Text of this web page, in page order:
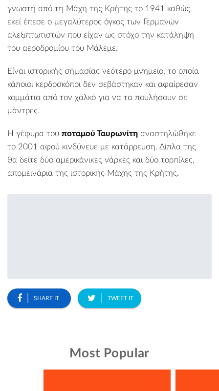
γνωστή από τη Μάχη της Κρήτης το 1941 καθώς
εκεί έπεσε ο μεγαλύτερος όγκος των Γερμανών
αλεξιπτωτιστών που είχαν ως στόχο την κατάληψη
του αεροδρομίου του Μάλεμε.
Είναι ιστορικής σημασίας νεότερο μνημείο, το οποία
κάποιοι κερδοσκόποι δεν σεβάστηκαν και αφαίρεσαν
κομμάτια από τον χαλκό για να τα πουλήσουν σε
μάντρες.
Η γέφυρα του ποταμού Ταυρωνίτη αναστηλώθηκε
το 2001 αφού κινδύνευε με κατάρρευση. Δίπλα της
θα δείτε δύο αμερικάνικες νάρκες και δύο τορπίλες,
απομεινάρια της ιστορικής Μάχης της Κρήτης.
SHARE IT TWEET IT
Most Popular